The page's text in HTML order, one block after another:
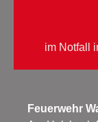
im Notfall
Feuerwehr